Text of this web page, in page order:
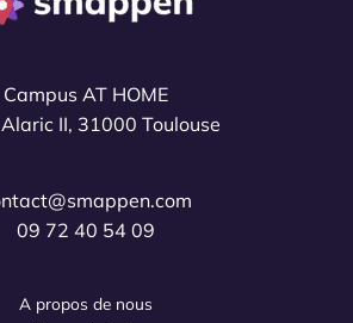
Campus AT HOME
II, 31000 Toulouse
09 72 40 54 09
A propos de nous